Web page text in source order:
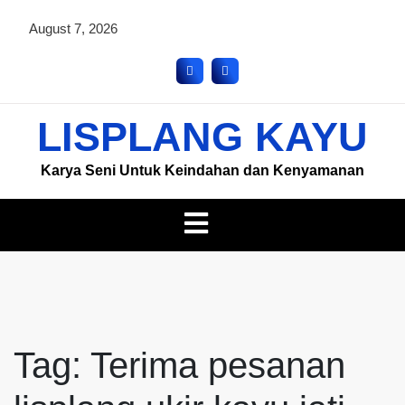
August 7, 2026
LISPLANG KAYU
Karya Seni Untuk Keindahan dan Kenyamanan
Tag: Terima pesanan